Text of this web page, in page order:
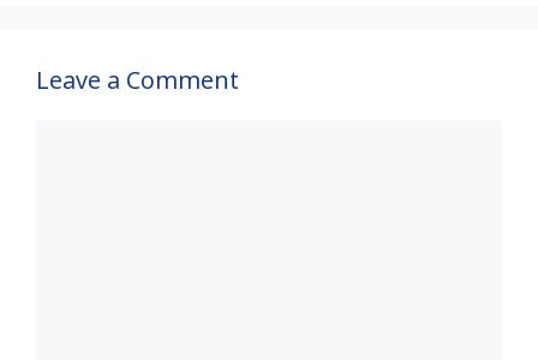
Leave a Comment